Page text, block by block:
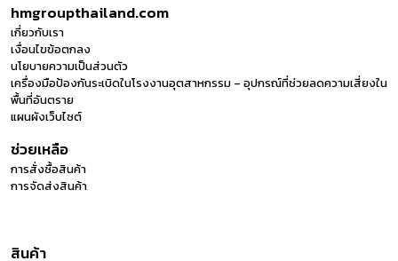
hmgroupthailand.com
เกี่ยวกับเรา
เงื่อนไขข้อตกลง
นโยบายความเป็นส่วนตัว
เครื่องมือป้องกันระเบิดในโรงงานอุตสาหกรรม – อุปกรณ์ที่ช่วยลดความเสี่ยงใน
พื้นที่อันตราย
แผนผังเว็บไซต์
ช่วยเหลือ
การสั่งซื้อสินค้า
การจัดส่งสินค้า
สินค้า